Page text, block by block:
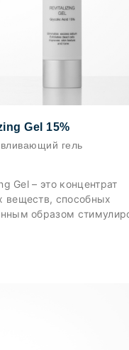
Gel 15%
гель
Gel – это концентрат
веществ, способных
образом